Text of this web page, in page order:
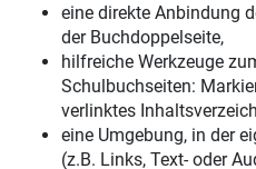
eine direkte Anbindung
der Buchdoppelseite,
hilfreiche Werkzeuge
Schulbuchseiten:
verlinktes
eine Umgebung, in der
(z.B. Links, Text- oder